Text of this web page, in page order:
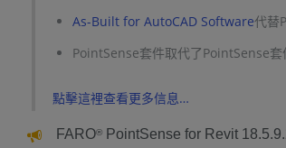
As-Built for AutoCAD Software代替
PointSense套件取代了PointSense
點擊這裡查看更多信息…
FARO® PointSense for Revit